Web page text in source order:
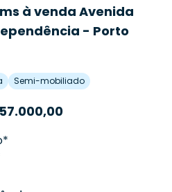
à venda Avenida
- Porto
Semi-mobiliado